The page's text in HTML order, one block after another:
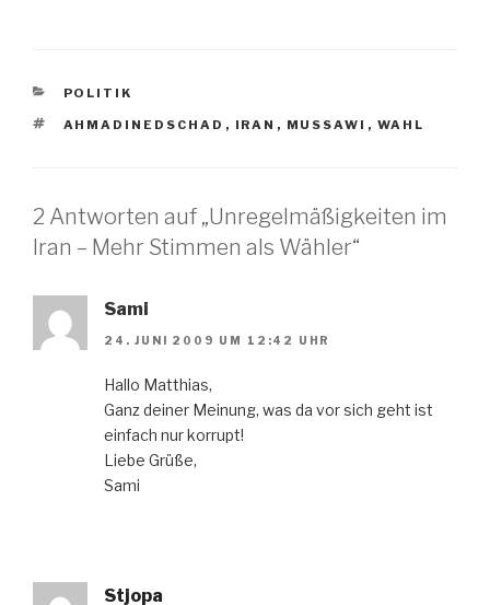
KATEGORIEN
POLITIK
SCHLAGWÖRTER
AHMADINEDSCHAD , IRAN , MUSSAWI , WAHL
2 Antworten auf „Unregelmäßigkeiten im
Iran – Mehr Stimmen als Wähler“
Sami
24. JUNI 2009 UM 12:42 UHR
Hallo Matthias,
Ganz deiner Meinung, was da vor sich geht ist
einfach nur korrupt!
Liebe Grüße,
Sami
Stjopa